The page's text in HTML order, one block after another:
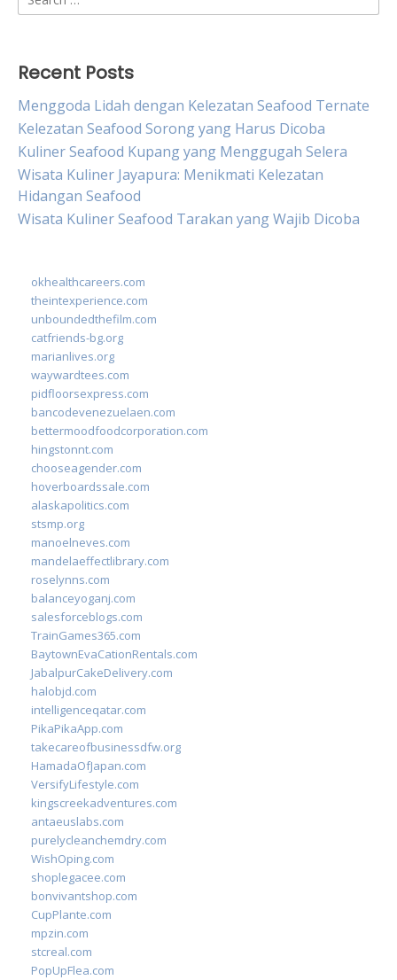
for:
Recent Posts
Menggoda Lidah dengan Kelezatan Seafood Ternate
Kelezatan Seafood Sorong yang Harus Dicoba
Kuliner Seafood Kupang yang Menggugah Selera
Wisata Kuliner Jayapura: Menikmati Kelezatan
Hidangan Seafood
Wisata Kuliner Seafood Tarakan yang Wajib Dicoba
okhealthcareers.com
theintexperience.com
unboundedthefilm.com
catfriends-bg.org
marianlives.org
waywardtees.com
pidfloorsexpress.com
bancodevenezuelaen.com
bettermoodfoodcorporation.com
hingstonnt.com
chooseagender.com
hoverboardssale.com
alaskapolitics.com
stsmp.org
manoelneves.com
mandelaeffectlibrary.com
roselynns.com
balanceyoganj.com
salesforceblogs.com
TrainGames365.com
BaytownEvaCationRentals.com
JabalpurCakeDelivery.com
halobjd.com
intelligenceqatar.com
PikaPikaApp.com
takecareofbusinessdfw.org
HamadaOfJapan.com
VersifyLifestyle.com
kingscreekadventures.com
antaeuslabs.com
purelycleanchemdry.com
WishOping.com
shoplegacee.com
bonvivantshop.com
CupPlante.com
mpzin.com
stcreal.com
PopUpFlea.com